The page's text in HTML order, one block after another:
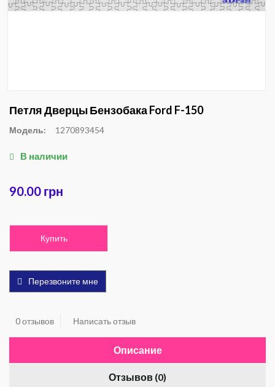
Петля Дверцы Бензобака Ford F-150
Модель: 1270893454
В наличии
90.00 грн
Купить
Перезвоните мне
0 отзывов Написать отзыв
Описание
Отзывов (0)